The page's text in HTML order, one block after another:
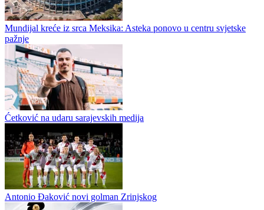
Tragedija na Elbrusu: Poginulo pet planinara iz Zenice, dvojica
preživjela
Pet planinara iz Bosne i Hercegovine poginulo je tokom
ekspedicije na Elbrus, najviši vrh Rusije i Evrope, nakon što su se
na velikoj nadmorskoj visini naglo pogoršali vremenski uslovi. U...
Larn i Una Strasena sigurni – slijede okršaji sa Zvezdom i